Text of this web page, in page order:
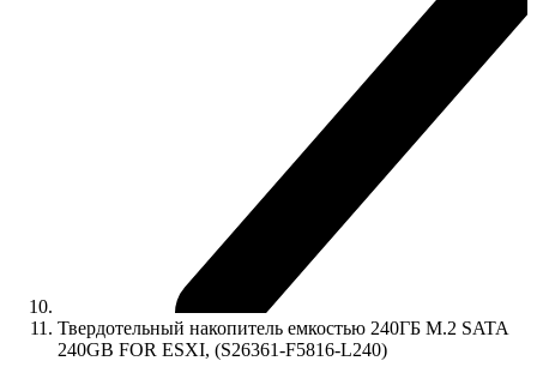
Твердотельный накопитель емкостью 240ГБ M.2 SATA
240GB FOR ESXI, (S26361-F5816-L240)